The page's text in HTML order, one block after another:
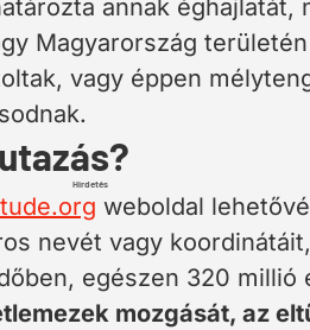
annak éghajlatát,
Magyarország
vagy éppen
Hirdetés
weboldal
nevét vagy
egészen 320 millió
mozgását, az